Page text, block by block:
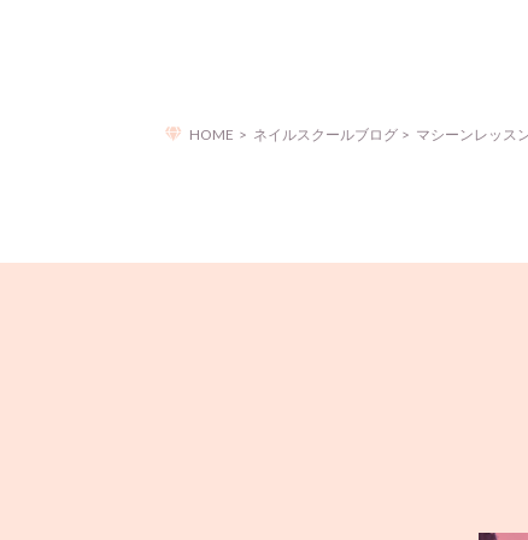
HOME ネイルスクールブログ